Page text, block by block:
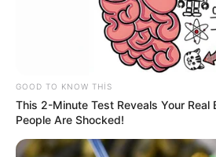
GOOD TO KNOW THIS
This 2-Minute Test Reveals Your Real
People Are Shocked!